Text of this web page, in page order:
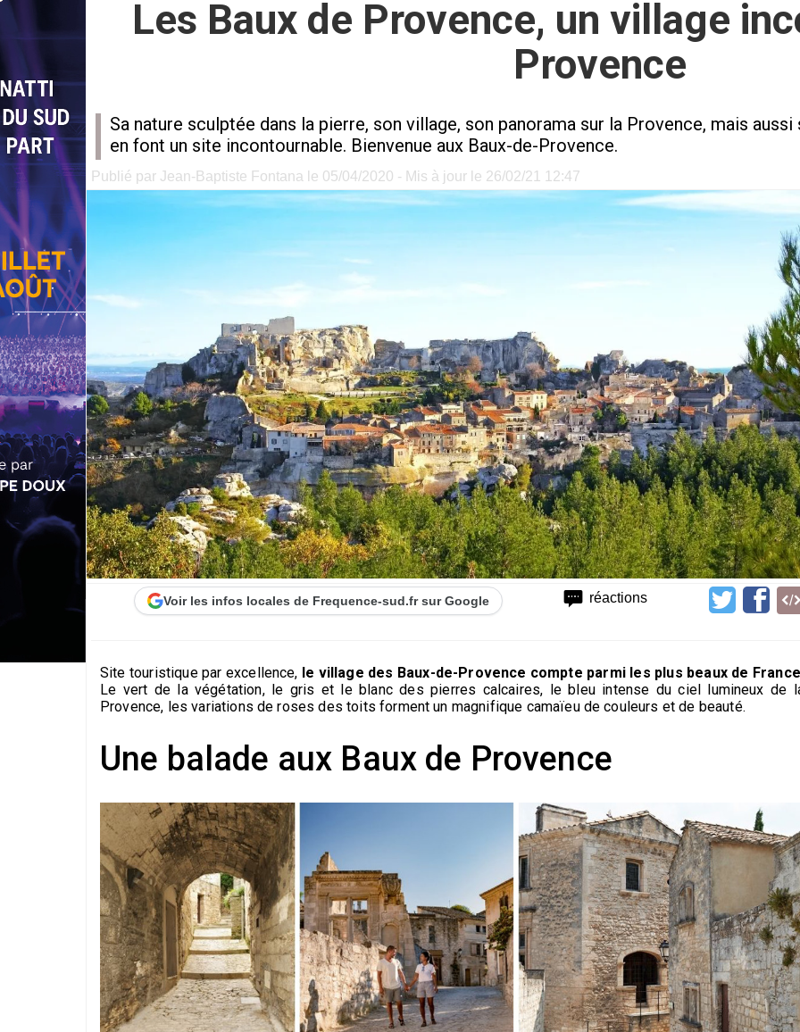
Les Baux de Provence, un village
Provence
Sa nature sculptée dans la pierre, son village, son panorama sur la Provence, mais
en font un site incontournable. Bienvenue aux Baux-de-Provence.
Publié par Jean-Baptiste Fontana le 05/04/2020 - Mis à jour le 26/02/21 12:47
réactions
Voir les infos locales de Frequence-sud.fr sur Google
Site touristique par excellence, le village des Baux-de-Provence compte parmi les plus beaux de
Le vert de la végétation, le gris et le blanc des pierres calcaires, le bleu intense du ciel lumineux de
Provence, les variations de roses des toits forment un magnifique camaïeu de couleurs et de beauté.
Une balade aux Baux de Provence